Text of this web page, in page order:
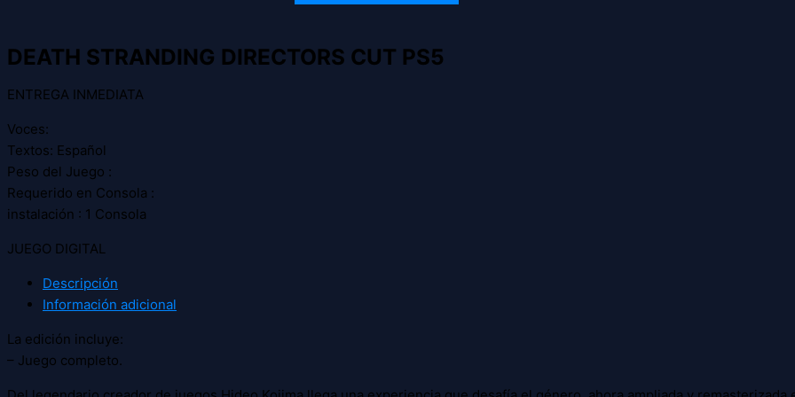
DEATH STRANDING DIRECTORS CUT PS5
ENTREGA INMEDIATA
Voces:
Textos: Español
Peso del Juego :
Requerido en Consola :
instalación : 1 Consola
JUEGO DIGITAL
Descripción
Información adicional
La edición incluye:
– Juego completo.